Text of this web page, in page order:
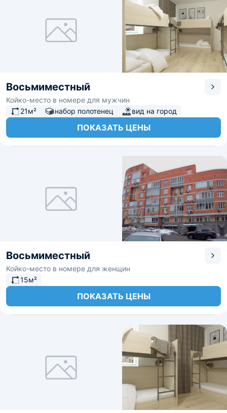
Восьмиместный
Койко-место в номере для мужчин
21м²
набор полотенец вид на город
ПОКАЗАТЬ ЦЕНЫ
Восьмиместный
Койко-место в номере для женщин
15м²
ПОКАЗАТЬ ЦЕНЫ